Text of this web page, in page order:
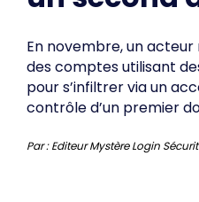
En novembre, un
des comptes utilisant
pour s’infiltrer via un
contrôle d’un premier
Par : Editeur Mystère Login